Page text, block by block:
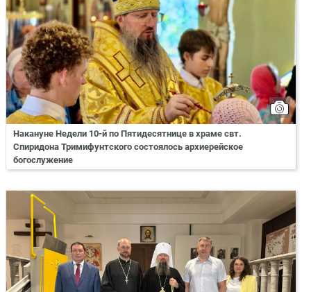
Накануне Недели 10-й по Пятидесятнице в храме свт.
Спиридона Тримифунтского состоялось архиерейское
богослужение